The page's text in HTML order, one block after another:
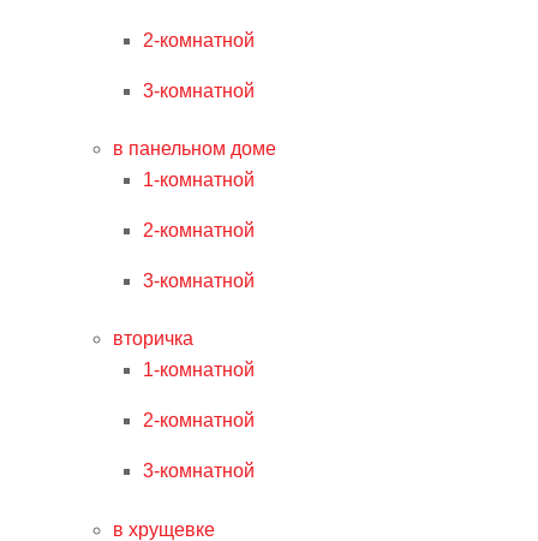
2-комнатной
3-комнатной
в панельном доме
1-комнатной
2-комнатной
3-комнатной
вторичка
1-комнатной
2-комнатной
3-комнатной
в хрущевке